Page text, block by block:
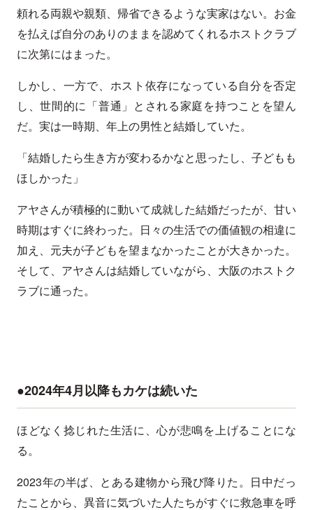
頼れる両親や親類、帰省できるような実家はない。お金
を払えば自分のありのままを認めてくれるホストクラブ
に次第にはまった。
しかし、一方で、ホスト依存になっている自分を否定
し、世間的に「普通」とされる家庭を持つことを望ん
だ。実は一時期、年上の男性と結婚していた。
「結婚したら生き方が変わるかなと思ったし、子どもも
ほしかった」
アヤさんが積極的に動いて成就した結婚だったが、甘い
時期はすぐに終わった。日々の生活での価値観の相違に
加え、元夫が子どもを望まなかったことが大きかった。
そして、アヤさんは結婚していながら、大阪のホストク
ラブに通った。
●2024年4月以降もカケは続いた
ほどなく捻じれた生活に、心が悲鳴を上げることにな
る。
2023年の半ば、とある建物から飛び降りた。日中だっ
たことから、異音に気づいた人たちがすぐに救急車を呼